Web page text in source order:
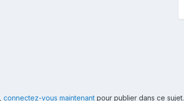
connectez-vous maintenant pour publier dans ce sujet.